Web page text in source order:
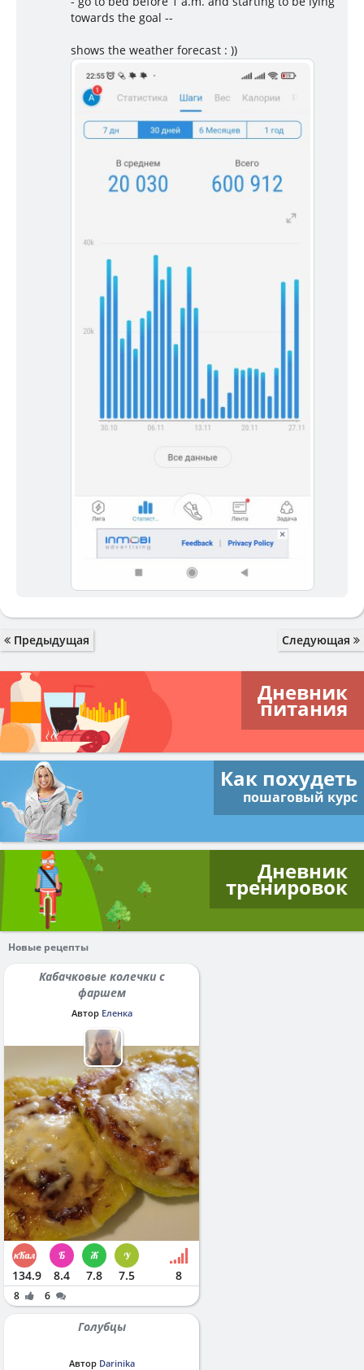
towards the goal --
shows the weather forecast : ))
Предыдущая Следующая
Дневник
питания
Как похудеть
пошаговый курс
Дневник
тренировок
Новые рецепты
Кабачковые колечки с
фаршем
Автор Еленка
134.9 8.4 7.8 7.5 8
8 6
Голубцы
Автор Darinika